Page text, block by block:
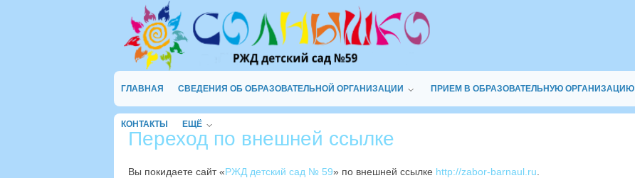
ГЛАВНАЯ СВЕДЕНИЯ ОБ ОБРАЗОВАТЕЛЬНОЙ ОРГАНИЗАЦИИ ПРИЕМ В ОБРАЗОВАТЕЛЬНУЮ ОРГАНИЗАЦИЮ
КОНТАКТЫ ЕЩЁ
Переход по внешней ссылке
Вы покидаете сайт «РЖД детский сад № 59» по внешней ссылке http://zabor-barnaul.ru